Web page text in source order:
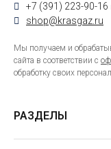
+7 (391) 223-90-16
shop@krasgaz.ru
Мы получаем и
сайта в соответствии с
обработку своих
РАЗДЕЛЫ